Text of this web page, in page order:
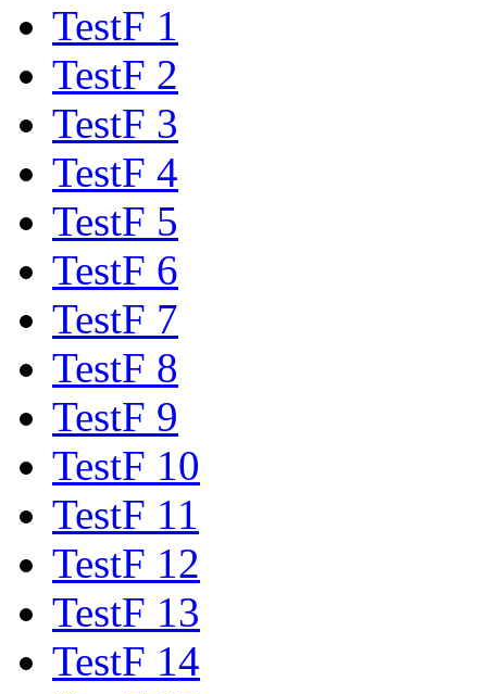
TestF 1
TestF 2
TestF 3
TestF 4
TestF 5
TestF 6
TestF 7
TestF 8
TestF 9
TestF 10
TestF 11
TestF 12
TestF 13
TestF 14